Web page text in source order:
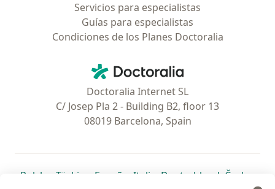
Servicios para especialistas
Guías para especialistas
Condiciones de los Planes Doctoralia
Doctoralia - Página de inicio
Doctoralia Internet SL
C/ Josep Pla 2 - Building B2, floor 13
08019 Barcelona, Spain
Polska se abre en una nueva pestaña
Türkiye se abre en una nueva pestaña
España se abre en una nueva pestaña
Italia se abre en una nueva
Deutschlandse abre en
Česko